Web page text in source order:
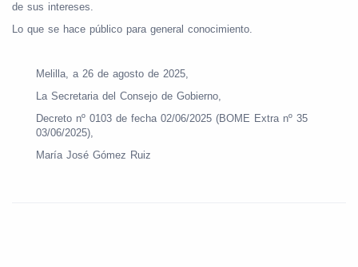
de sus intereses.
Lo que se hace público para general conocimiento.
Melilla, a 26 de agosto de 2025,
La Secretaria del Consejo de Gobierno,
Decreto nº 0103 de fecha 02/06/2025 (BOME Extra nº 35
03/06/2025),
María José Gómez Ruiz